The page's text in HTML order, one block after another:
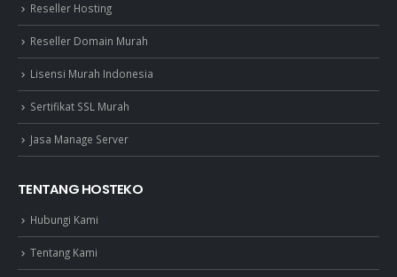
Reseller Hosting
Reseller Domain Murah
Lisensi Murah Indonesia
Sertifikat SSL Murah
Jasa Manage Server
TENTANG HOSTEKO
Hubungi Kami
Tentang Kami